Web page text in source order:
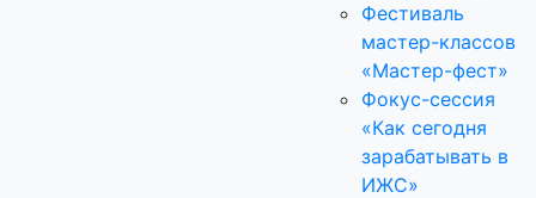
Фестиваль
мастер-классов
«Мастер-фест»
Фокус-сессия
«Как сегодня
зарабатывать в
ИЖС»